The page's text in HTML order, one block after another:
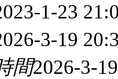
1-23
3-19
間2026-3-